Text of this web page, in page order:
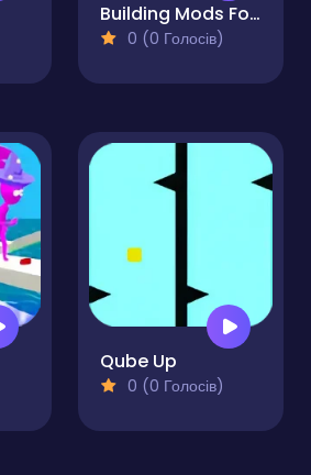
Building Mods For Minecraft
0 (0 Голосів)
Qube Up
0 (0 Голосів)